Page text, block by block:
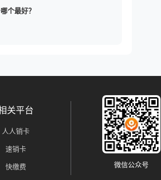
个最好？
关平台
人人销卡
速销卡
快缴费 微信公众号